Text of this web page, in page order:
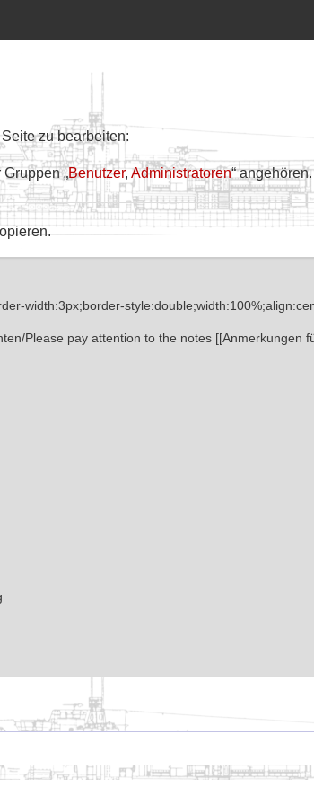
zu bearbeiten:
„Benutzer,Administratoren“ angehören.